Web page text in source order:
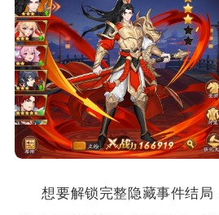
想要解锁完整隐藏事件结局